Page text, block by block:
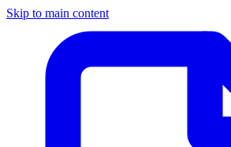
Skip to main content